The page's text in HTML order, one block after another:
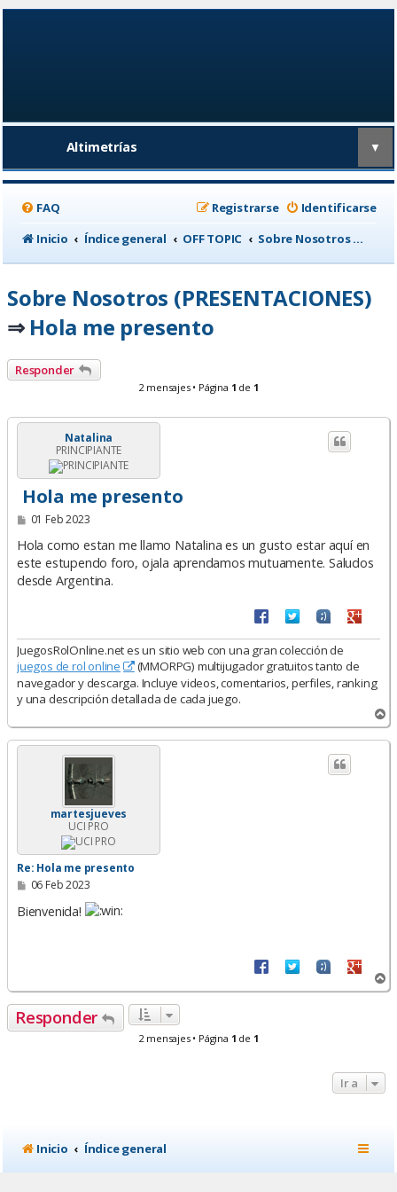
Altimetrías ▼
FAQ Identificarse
Registrarse
Inicio
Índice general OFF TOPIC Sobre Nosotros (PRESENTACIONES)
Sobre Nosotros (PRESENTACIONES)
⇒ Hola me presento
Responder
2 mensajes • Página 1 de 1
Natalina
PRINCIPIANTE
Hola me presento
M
n
s
a
j
01 Feb 2023
Hola como estan me llamo Natalina es un gusto estar aquí en
este estupendo foro, ojala aprendamos mutuamente. Saludos
desde Argentina.
JuegosRolOnline.net es un sitio web con una gran colección de
juegos de rol online
(MMORPG) multijugador gratuitos tanto de
navegador y descarga. Incluye videos, comentarios, perfiles, ranking
y una descripción detallada de cada juego.
r
r
martesjueves
UCI PRO
Re: Hola me presento
M
n
s
06 Feb 2023
Bienvenida!
r
Responder
2 mensajes • Página 1 de 1
Ir a
Inicio Índice general